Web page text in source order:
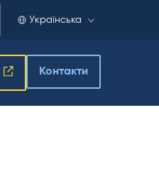
Українська
Контакти